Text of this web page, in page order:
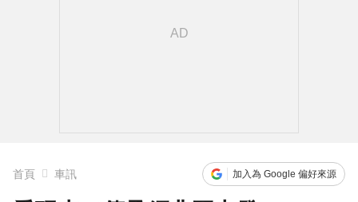
首頁 車訊 加入為 Google 偏好來源